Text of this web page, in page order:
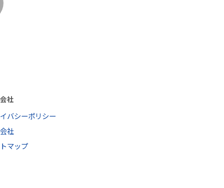
社
バシーポリシー
社
マップ